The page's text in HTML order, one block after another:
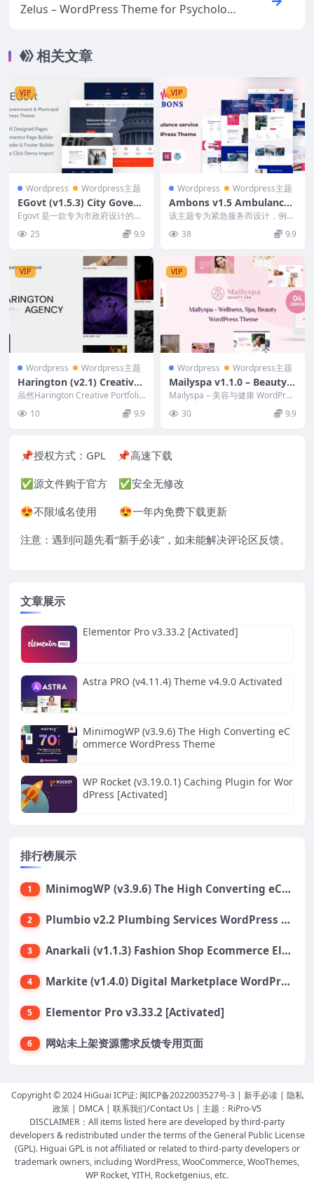
Zelus – WordPress Theme for Psycholog
相关文章
VIP
Wordpress Wordpress主题
EGovt (v1.5.3) City Govern
ment WordPress Theme
Egovt 是一款专为市政府设计的现
代时尚 WordPress 主题。它包括
重要...
25 9.9
VIP
Wordpress Wordpress主题
Ambons v1.5 Ambulance
Service WordPress Theme
该主题专为紧急服务而设计，例如
救护车服务、救护车公司或护理服
务。它为用户提供严重...
38 9.9
VIP
Wordpress Wordpress主题
Harington (v2.1) Creative
Portfolio Theme
虽然Harington Creative Portfolio
10 9.9
VIP
Wordpress Wordpress主题
Mailyspa v1.1.0 – Beauty
& Wellness WordPress Th
Mailyspa – 美容与健康 WordPres
s 主题是专为健康与水疗行业创...
30 9.9
📌授权方式： GPL 📌高速下载
✅源文件购于官方 ✅安全无修改
😍不限域名使用 😍一年内免费下载更新
注意：遇到问题先看“新手必读”，如未能解决评论区反馈。
文章展示
Elementor Pro v3.33.2 [Activated]
Astra PRO (v4.11.4) Theme v4.9.0 Activated
MinimogWP (v3.9.6) The High Converting eC
ommerce WordPress Theme
WP Rocket (v3.19.0.1) Caching Plugin for Wor
dPress [Activated]
排行榜展示
1 MinimogWP (v3.9.6) The High Converting eCommerce WordPress Theme
2 Plumbio v2.2 Plumbing Services WordPress Theme
3 Anarkali (v1.1.3) Fashion Shop Ecommerce Elementor Theme
4 Markite (v1.4.0) Digital Marketplace WordPress Theme
5 Elementor Pro v3.33.2 [Activated]
6 网站未上架资源需求反馈专用页面
Copyright © 2024 HiGuai ICP证: 闽ICP备2022003527号-3| 新手必读| 隐私
政策 | DMCA | 联系我们/Contact Us | 主题： RiPro-V5
DISCLAIMER：All items listed here are developed by third-party
developers & redistributed under the terms of the General Public License
(GPL). Higuai GPL is not affiliated or related to third-party developers or
trademark owners, including WordPress, WooCommerce, WooThemes,
WP Rocket, YITH, Rocketgenius, etc.